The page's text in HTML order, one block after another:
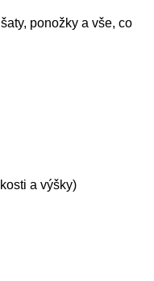
ponožky a vše, co
a výšky)